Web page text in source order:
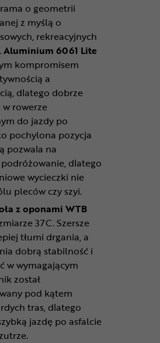
o geometrii
z myślą o
rekreacyjnych
Aluminium 6061 Lite
kompromisem
a
dlatego dobrze
w rowerze
do jazdy po
pochylona pozycja
pozwala na
dlatego
wycieczki nie
pleców czy szyi.
z oponami WTB
37C. Szersze
tłumi drgania, a
dobrą stabilność i
w wymagającym
został
pod kątem
tras, dlatego
jazdę po asfalcie